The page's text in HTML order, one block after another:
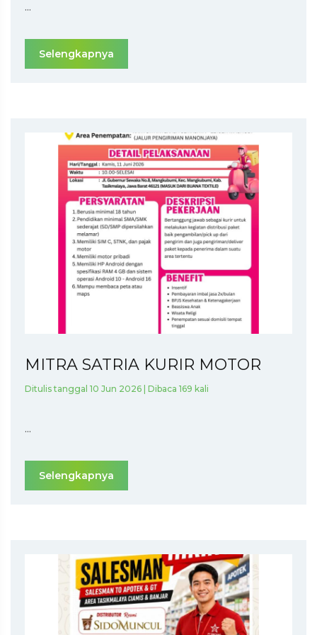
...
Selengkapnya
MITRA SATRIA KURIR MOTOR
Ditulis tanggal 10 Jun 2026 | Dibaca 169 kali
...
Selengkapnya